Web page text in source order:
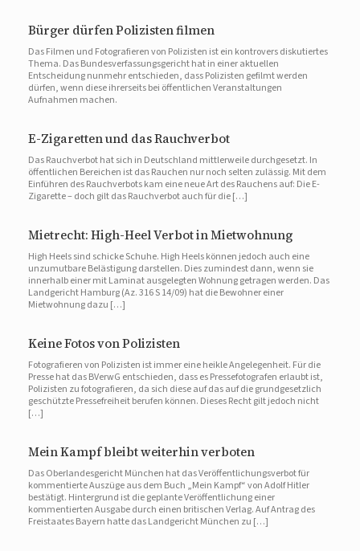
Bürger dürfen Polizisten filmen
Das Filmen und Fotografieren von Polizisten ist ein kontrovers diskutiertes
Thema. Das Bundesverfassungsgericht hat in einer aktuellen
Entscheidung nunmehr entschieden, dass Polizisten gefilmt werden
dürfen, wenn diese ihrerseits bei öffentlichen Veranstaltungen
Aufnahmen machen.
E-Zigaretten und das Rauchverbot
Das Rauchverbot hat sich in Deutschland mittlerweile durchgesetzt. In
öffentlichen Bereichen ist das Rauchen nur noch selten zulässig. Mit dem
Einführen des Rauchverbots kam eine neue Art des Rauchens auf: Die E-
Zigarette – doch gilt das Rauchverbot auch für die […]
Mietrecht: High-Heel Verbot in Mietwohnung
High Heels sind schicke Schuhe. High Heels können jedoch auch eine
unzumutbare Belästigung darstellen. Dies zumindest dann, wenn sie
innerhalb einer mit Laminat ausgelegten Wohnung getragen werden. Das
Landgericht Hamburg (Az. 316 S 14/09) hat die Bewohner einer
Mietwohnung dazu […]
Keine Fotos von Polizisten
Fotografieren von Polizisten ist immer eine heikle Angelegenheit. Für die
Presse hat das BVerwG entschieden, dass es Pressefotografen erlaubt ist,
Polizisten zu fotografieren, da sich diese auf das auf die grundgesetzlich
geschützte Pressefreiheit berufen können. Dieses Recht gilt jedoch nicht
[…]
Mein Kampf bleibt weiterhin verboten
Das Oberlandesgericht München hat das Veröffentlichungsverbot für
kommentierte Auszüge aus dem Buch „Mein Kampf“ von Adolf Hitler
bestätigt. Hintergrund ist die geplante Veröffentlichung einer
kommentierten Ausgabe durch einen britischen Verlag. Auf Antrag des
Freistaates Bayern hatte das Landgericht München zu […]